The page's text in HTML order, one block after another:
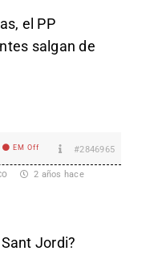
el PP
salgan de
EM Off #2846965
2 años hace
Jordi?